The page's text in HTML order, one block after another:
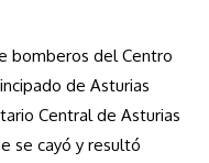
bomberos del Centro
de Asturias
Central de Asturias
se cayó y resultó